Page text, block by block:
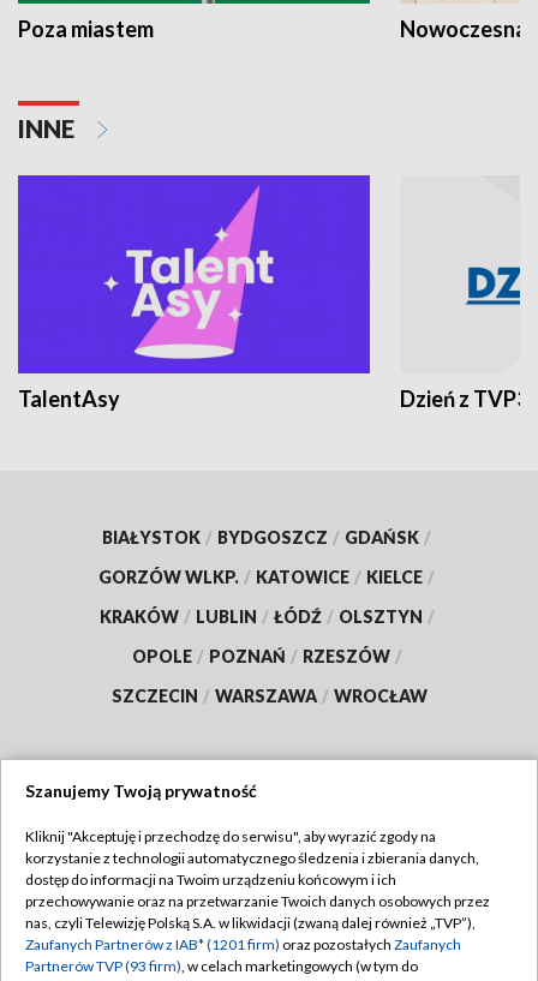
Poza miastem Nowoczesna
INNE
TalentAsy Dzień z TVP3
BIAŁYSTOK / BYDGOSZCZ / GDAŃSK /
GORZÓW WLKP. / KATOWICE / KIELCE /
KRAKÓW / LUBLIN / ŁÓDŹ / OLSZTYN /
OPOLE / POZNAŃ / RZESZÓW /
SZCZECIN / WARSZAWA / WROCŁAW
TVP
Abonament TVP
Emisja w TVP
Regulamin TVP
Polityka prywatności
Szanujemy Twoją prywatność
Kliknij "Akceptuję i przechodzę do serwisu", aby wyrazić zgody na
korzystanie z technologii automatycznego śledzenia i zbierania danych,
dostęp do informacji na Twoim urządzeniu końcowym i ich
przechowywanie oraz na przetwarzanie Twoich danych osobowych przez
nas, czyli Telewizję Polską S.A. w likwidacji (zwaną dalej również „TVP”),
Zaufanych Partnerów z IAB* (1201 firm) oraz pozostałych Zaufanych
Partnerów TVP (93 firm), w celach marketingowych (w tym do